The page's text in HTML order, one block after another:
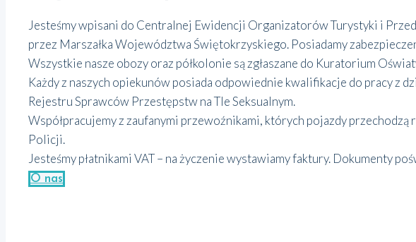
Jesteśmy wpisani do Centralnej Ewidencji Organizatorów Turystyki i
przez Marszałka Województwa Świętokrzyskiego. Posiadamy
Wszystkie nasze obozy oraz półkolonie są zgłaszane do Kuratorium
Każdy z naszych opiekunów posiada odpowiednie kwalifikacje do pracy z
Rejestru Sprawców Przestępstw na Tle Seksualnym.
Współpracujemy z zaufanymi przewoźnikami, których pojazdy
Policji.
Jesteśmy płatnikami VAT – na życzenie wystawiamy faktury. Dokumenty
O nas